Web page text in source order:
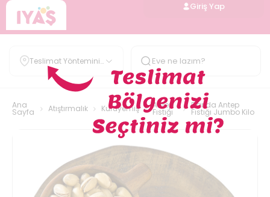
Giriş Yap
Teslimat Yöntemini
Belirle
Ana
Sayfa Atıştırmalık Kuruyemiş Antep
Fıstığı
Barida Antep
Fıstığı Jumbo Kilo